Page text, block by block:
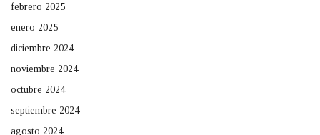
febrero 2025
enero 2025
diciembre 2024
noviembre 2024
octubre 2024
septiembre 2024
agosto 2024